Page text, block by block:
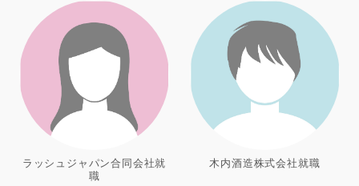
ラッシュジャパン合同会社就
職
木内酒造株式会社就職